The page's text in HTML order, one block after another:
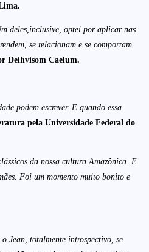
deles,inclusive, optei por aplicar nas
se relacionam e se comportam
Deihvisom Caelum.
podem escrever. E quando essa
pela Universidade Federal do
da nossa cultura Amazônica. E
Foi um momento muito bonito e
Jean, totalmente introspectivo, se